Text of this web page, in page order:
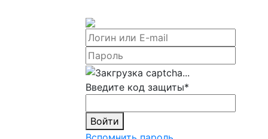
Введите код защиты*
Войти